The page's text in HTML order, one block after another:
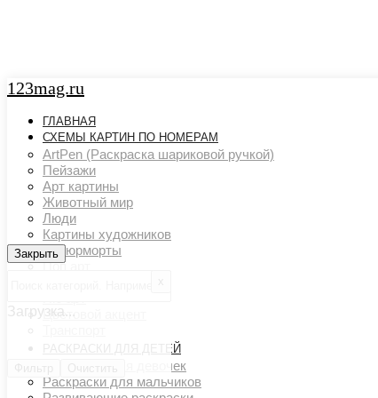
123mag.ru
ГЛАВНАЯ
СХЕМЫ КАРТИН ПО НОМЕРАМ
ArtPen (Раскраска шариковой ручкой)
Пейзажи
Арт картины
Животный мир
Люди
Картины художников
Натюрморты
Поп арт
Цветовой акцент
РАСКРАСКИ ДЛЯ ДЕТЕЙ
Раскраски для девочек
Раскраски для мальчиков
Закрыть
Закрыть
Загрузка...